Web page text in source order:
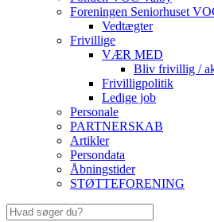
Foreningen Seniorhuset
Vedtægter
Frivillige
VÆR MED
Bliv frivillig /
Frivilligpolitik
Ledige job
Personale
PARTNERSKAB
Artikler
Persondata
Åbningstider
STØTTEFORENING